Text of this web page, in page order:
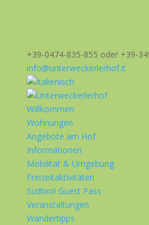
+39-0474-835-855 oder +39-
info@unterweckerlerhof.it
Willkommen
Wohnungen
Angebote am Hof
Informationen
Mobilität & Umgebung
Freizeitaktivitäten
Südtirol Guest Pass
Veranstaltungen
Wandertipps